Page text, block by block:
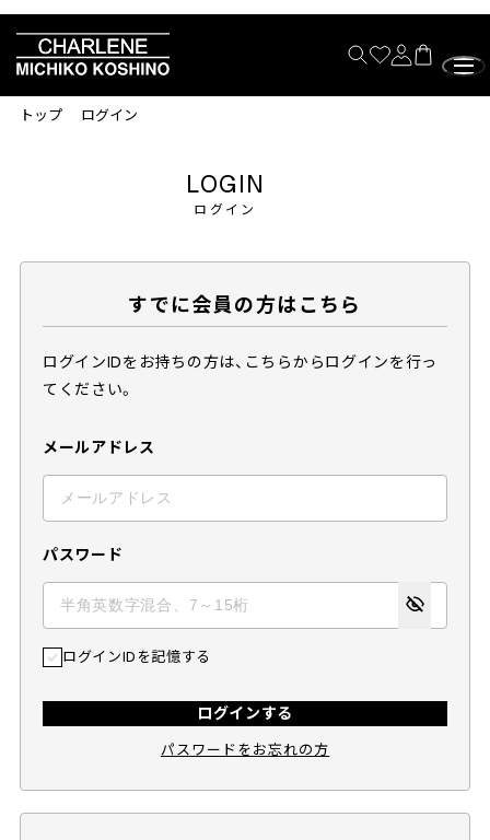
トップ ログイン
ログイン
LOGIN
すでに会員の方はこちら
ログインIDをお持ちの方は、こちらからログインを行っ
てください。
メールアドレス
パスワード
ログインIDを記憶する
ログインする
パスワードをお忘れの方